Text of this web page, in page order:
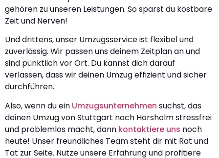
gehören zu unseren Leistungen. So sparst du kostbare
Zeit und Nerven!
Und drittens, unser Umzugsservice ist flexibel und
zuverlässig. Wir passen uns deinem Zeitplan an und
sind pünktlich vor Ort. Du kannst dich darauf
verlassen, dass wir deinen Umzug effizient und sicher
durchführen.
Also, wenn du ein Umzugsunternehmen suchst, das
deinen Umzug von Stuttgart nach Horsholm stressfrei
und problemlos macht, dann kontaktiere uns noch
heute! Unser freundliches Team steht dir mit Rat und
Tat zur Seite. Nutze unsere Erfahrung und profitiere